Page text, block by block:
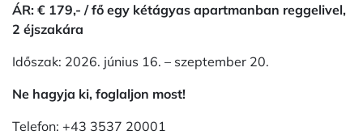
ÁR: € 179,- / fő egy kétágyas apartmanban reggelivel,
2 éjszakára
Időszak: 2026. június 16. – szeptember 20.
Ne hagyja ki, foglaljon most!
Telefon: +43 3537 20001